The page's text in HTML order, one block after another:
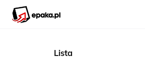
Lista